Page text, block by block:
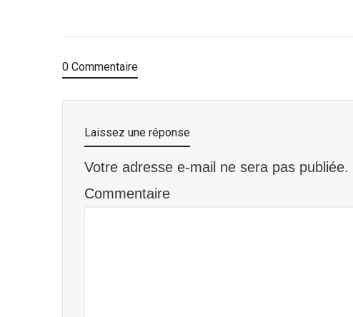
0 Commentaire
Laissez une réponse
Votre adresse e-mail ne sera pas publiée.
Commentaire